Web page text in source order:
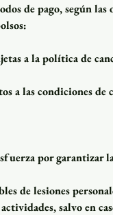
de pago, según
a la política de
a las condiciones
por garantizar
de lesiones
salvo en